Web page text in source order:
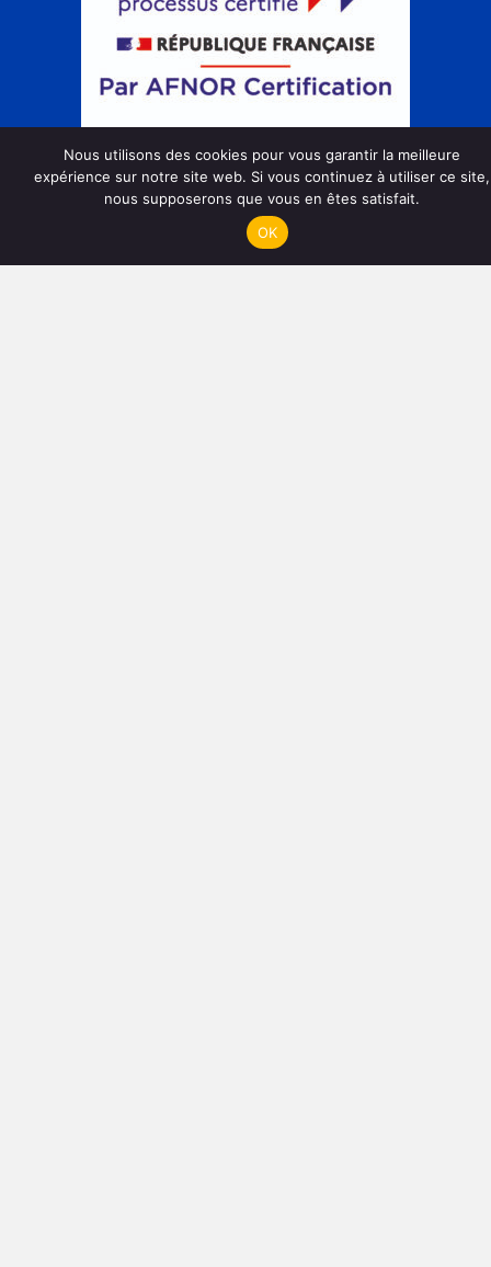
Action de formation
Nous utilisons des cookies pour vous garantir la meilleure
expérience sur notre site web. Si vous continuez à utiliser ce site,
nous supposerons que vous en êtes satisfait.
OK